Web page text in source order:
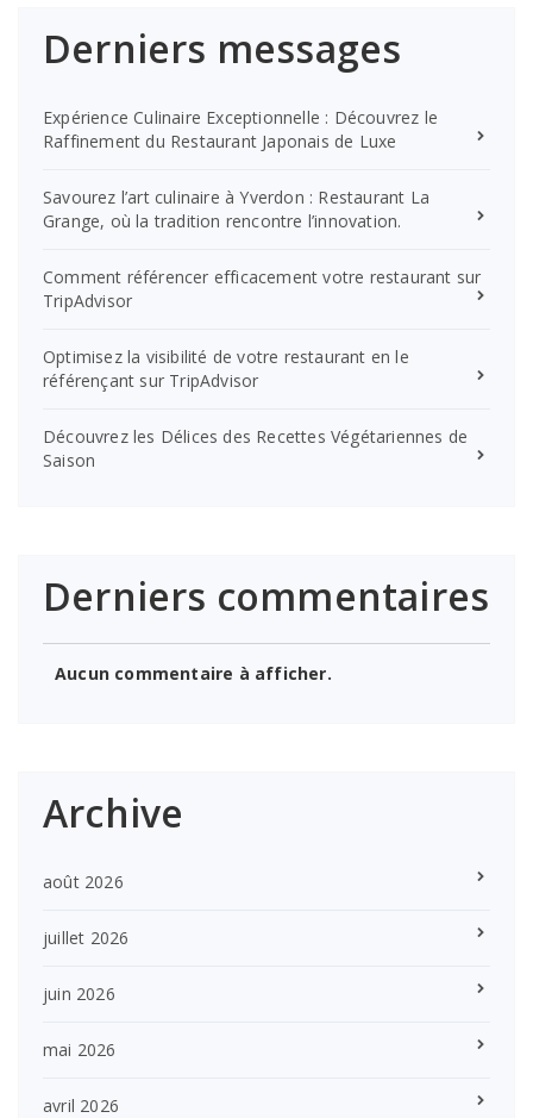
Derniers messages
Expérience Culinaire Exceptionnelle : Découvrez le
Raffinement du Restaurant Japonais de Luxe
Savourez l’art culinaire à Yverdon : Restaurant La
Grange, où la tradition rencontre l’innovation.
Comment référencer efficacement votre restaurant sur
TripAdvisor
Optimisez la visibilité de votre restaurant en le
référençant sur TripAdvisor
Découvrez les Délices des Recettes Végétariennes de
Saison
Derniers commentaires
Aucun commentaire à afficher.
Archive
août 2026
juillet 2026
juin 2026
mai 2026
avril 2026